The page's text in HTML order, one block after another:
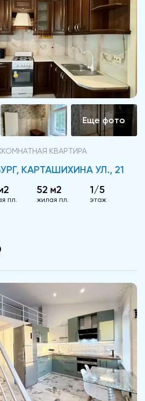
КВАРТИРА
КАРТАШИХИНА УЛ., 21
пл.
52 м2
жилая пл.
1/5
этаж